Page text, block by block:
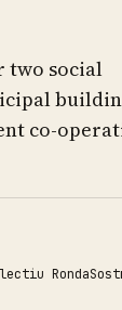
two social
co-
Ronda